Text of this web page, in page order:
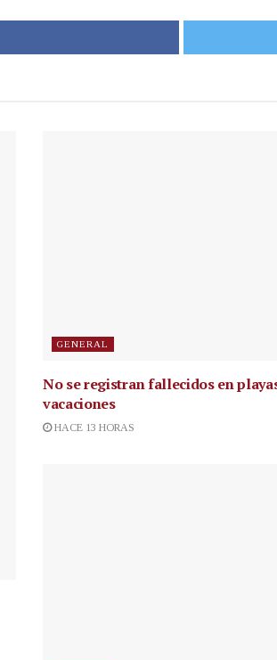
GENERAL
No se registran fallecidos en
vacaciones
HACE 13 HORAS